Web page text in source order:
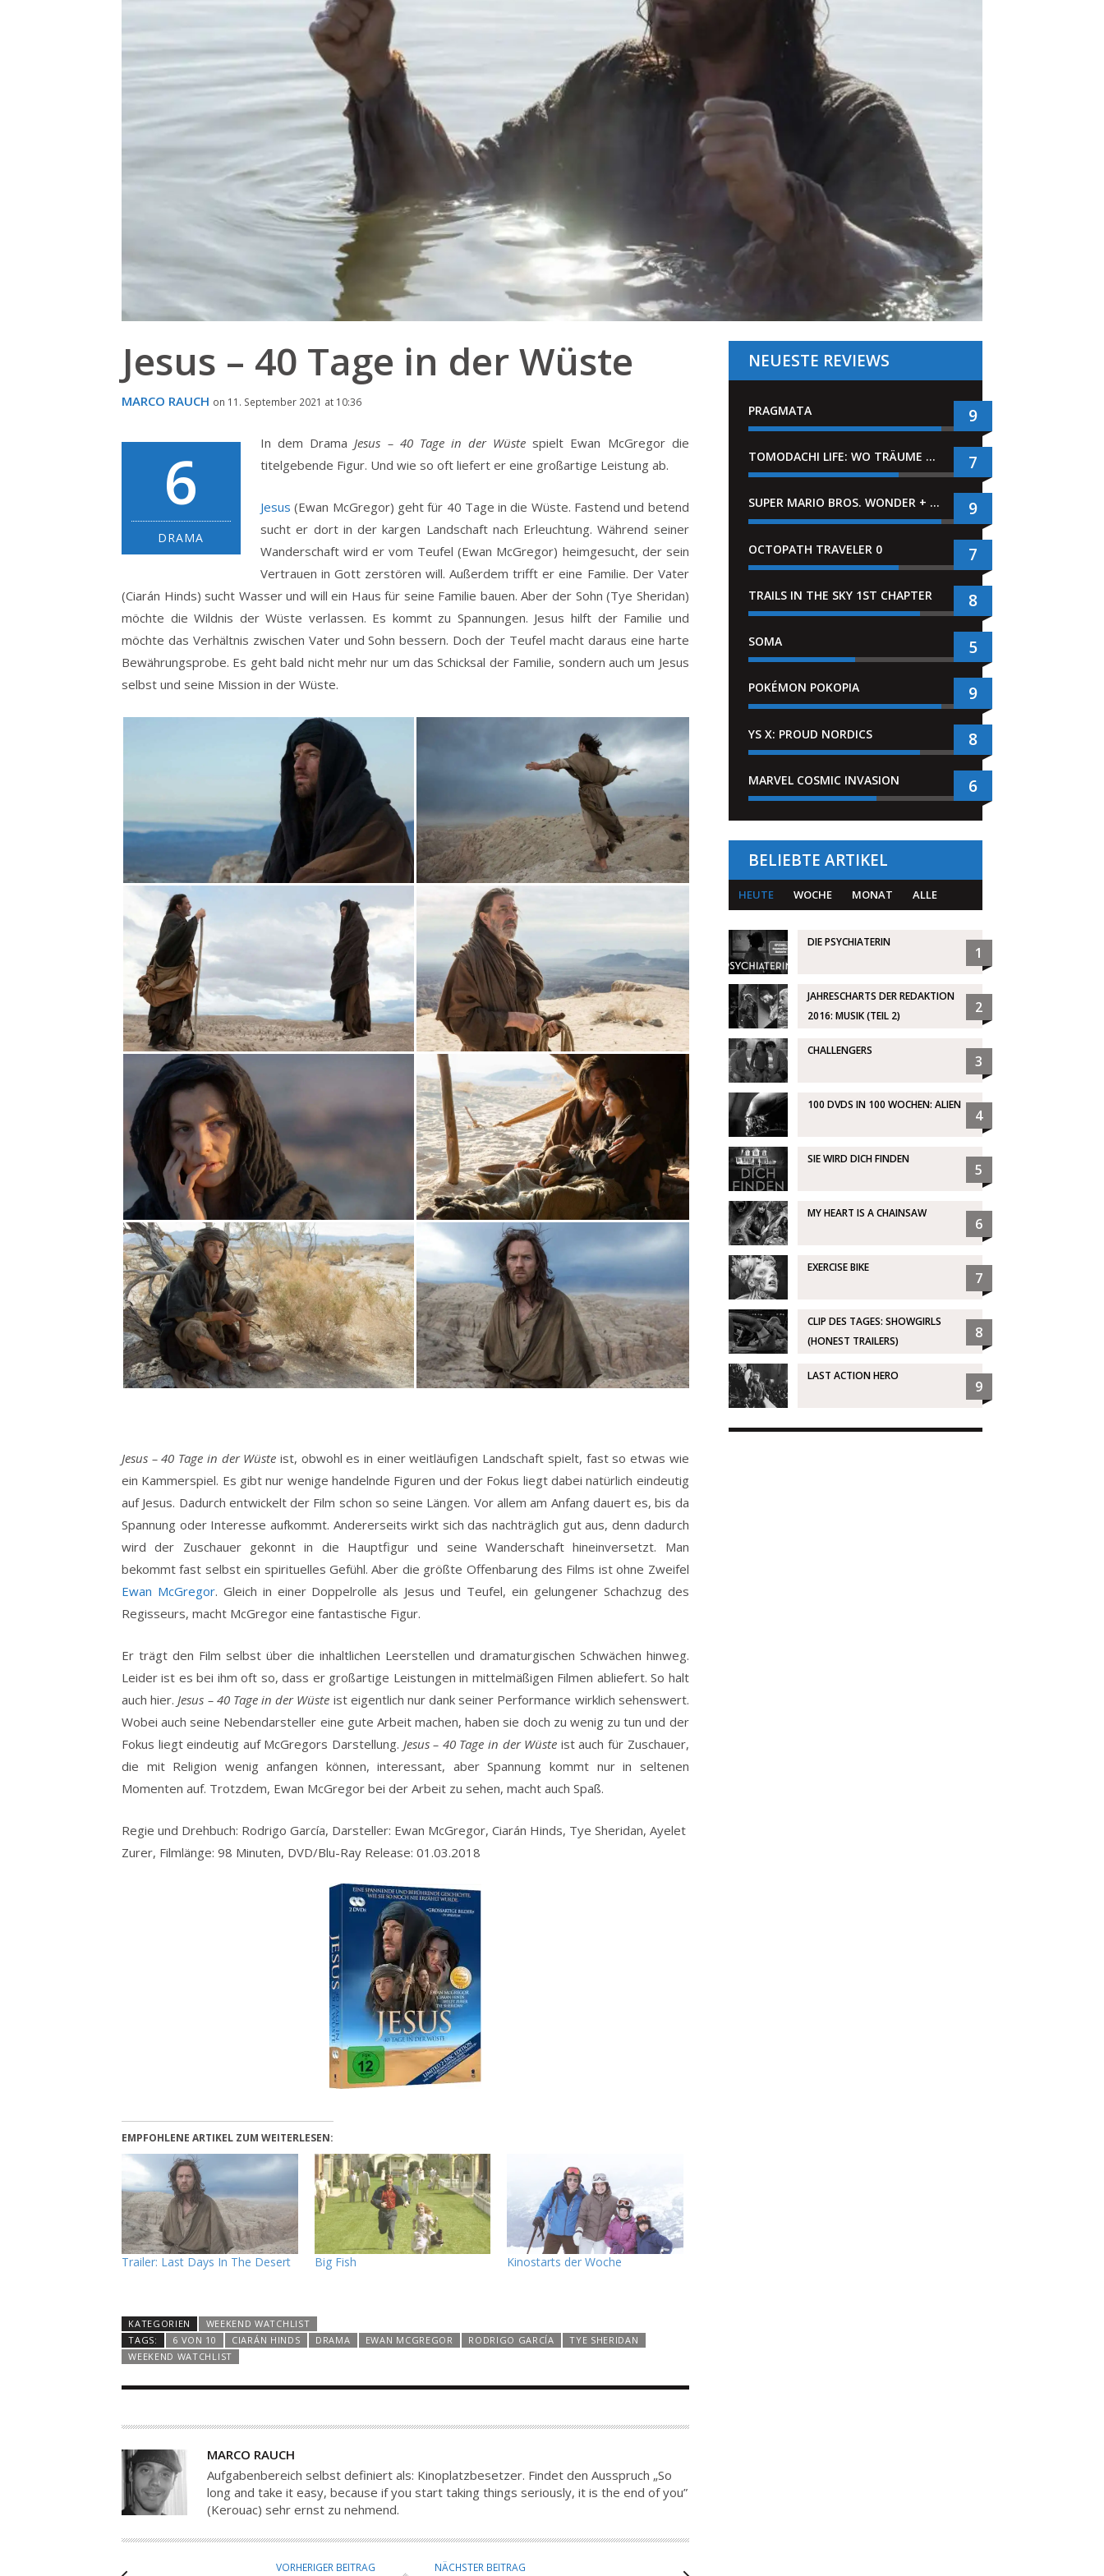
Jesus – 40 Tage in der Wüste
MARCO RAUCH on 11. September 2021 at 10:36
6
DRAMA
In dem Drama Jesus – 40 Tage in der Wüste spielt Ewan McGregor die
titelgebende Figur. Und wie so oft liefert er eine großartige Leistung ab.
Jesus (Ewan McGregor) geht für 40 Tage in die Wüste. Fastend und betend
sucht er dort in der kargen Landschaft nach Erleuchtung. Während seiner
Wanderschaft wird er vom Teufel (Ewan McGregor) heimgesucht, der sein
Vertrauen in Gott zerstören will. Außerdem trifft er eine Familie. Der Vater
(Ciarán Hinds) sucht Wasser und will ein Haus für seine Familie bauen. Aber der Sohn (Tye Sheridan)
möchte die Wildnis der Wüste verlassen. Es kommt zu Spannungen. Jesus hilft der Familie und
möchte das Verhältnis zwischen Vater und Sohn bessern. Doch der Teufel macht daraus eine harte
Bewährungsprobe. Es geht bald nicht mehr nur um das Schicksal der Familie, sondern auch um Jesus
selbst und seine Mission in der Wüste.
Jesus – 40 Tage in der Wüste ist, obwohl es in einer weitläufigen Landschaft spielt, fast so etwas wie
ein Kammerspiel. Es gibt nur wenige handelnde Figuren und der Fokus liegt dabei natürlich eindeutig
auf Jesus. Dadurch entwickelt der Film schon so seine Längen. Vor allem am Anfang dauert es, bis da
Spannung oder Interesse aufkommt. Andererseits wirkt sich das nachträglich gut aus, denn dadurch
wird der Zuschauer gekonnt in die Hauptfigur und seine Wanderschaft hineinversetzt. Man
bekommt fast selbst ein spirituelles Gefühl. Aber die größte Offenbarung des Films ist ohne Zweifel
Ewan McGregor. Gleich in einer Doppelrolle als Jesus und Teufel, ein gelungener Schachzug des
Regisseurs, macht McGregor eine fantastische Figur.
Er trägt den Film selbst über die inhaltlichen Leerstellen und dramaturgischen Schwächen hinweg.
Leider ist es bei ihm oft so, dass er großartige Leistungen in mittelmäßigen Filmen abliefert. So halt
auch hier. Jesus – 40 Tage in der Wüste ist eigentlich nur dank seiner Performance wirklich sehenswert.
Wobei auch seine Nebendarsteller eine gute Arbeit machen, haben sie doch zu wenig zu tun und der
Fokus liegt eindeutig auf McGregors Darstellung. Jesus – 40 Tage in der Wüste ist auch für Zuschauer,
die mit Religion wenig anfangen können, interessant, aber Spannung kommt nur in seltenen
Momenten auf. Trotzdem, Ewan McGregor bei der Arbeit zu sehen, macht auch Spaß.
Regie und Drehbuch: Rodrigo García, Darsteller: Ewan McGregor, Ciarán Hinds, Tye Sheridan, Ayelet
Zurer, Filmlänge: 98 Minuten, DVD/Blu-Ray Release: 01.03.2018
EMPFOHLENE ARTIKEL ZUM WEITERLESEN:
Trailer: Last Days In The Desert Big Fish Kinostarts der Woche
KATEGORIEN
WEEKEND WATCHLIST
TAGS:
6 VON 10 CIARÁN HINDS DRAMA EWAN MCGREGOR RODRIGO GARCÍA
TYE SHERIDAN
WEEKEND WATCHLIST
A
U
T
O
R
MARCO RAUCH
Aufgabenbereich selbst definiert als: Kinoplatzbesetzer. Findet den Ausspruch „So
long and take it easy, because if you start taking things seriously, it is the end of you”
(Kerouac) sehr ernst zu nehmend.
VORHERIGER BEITRAG NÄCHSTER BEITRAG
NEUESTE REVIEWS
PRAGMATA 9
TOMODACHI LIFE: WO TRÄUME WAHR WERDEN 7
SUPER MARIO BROS. WONDER + GEMEINSAM IM BELLABEL-PARK 9
OCTOPATH TRAVELER 0 7
TRAILS IN THE SKY 1ST CHAPTER 8
SOMA 5
POKÉMON POKOPIA 9
YS X: PROUD NORDICS 8
MARVEL COSMIC INVASION 6
BELIEBTE ARTIKEL
HEUTE WOCHE MONAT ALLE
DIE PSYCHIATERIN
1
JAHRESCHARTS DER REDAKTION
2016: MUSIK (TEIL 2)
2
CHALLENGERS
3
100 DVDS IN 100 WOCHEN: ALIEN
4
SIE WIRD DICH FINDEN
5
MY HEART IS A CHAINSAW
6
EXERCISE BIKE
7
CLIP DES TAGES: SHOWGIRLS
(HONEST TRAILERS)
8
LAST ACTION HERO
9